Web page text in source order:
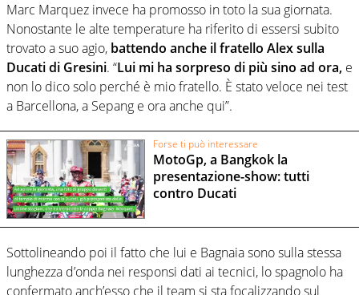
Marc Marquez invece ha promosso in toto la sua giornata.
Nonostante le alte temperature ha riferito di essersi subito
trovato a suo agio, battendo anche il fratello Alex sulla
Ducati di Gresini. “Lui mi ha sorpreso di più sino ad ora, e
non lo dico solo perché è mio fratello. È stato veloce nei test
a Barcellona, a Sepang e ora anche qui”.
Forse ti può interessare
MotoGp, a Bangkok la
presentazione-show: tutti
contro Ducati
Sottolineando poi il fatto che lui e Bagnaia sono sulla stessa
lunghezza d’onda nei responsi dati ai tecnici, lo spagnolo ha
confermato anch’esso che il team si sta focalizzando sul